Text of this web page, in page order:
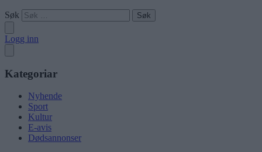
Søk
Logg inn
Kategoriar
Nyhende
Sport
Kultur
E-avis
Dødsannonser